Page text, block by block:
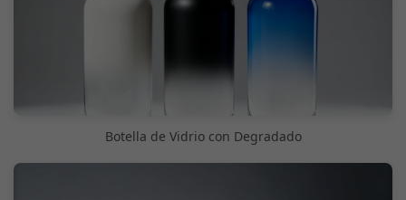
Botella de Vidrio con Degradado